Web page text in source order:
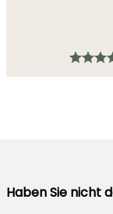
Haben Sie nicht